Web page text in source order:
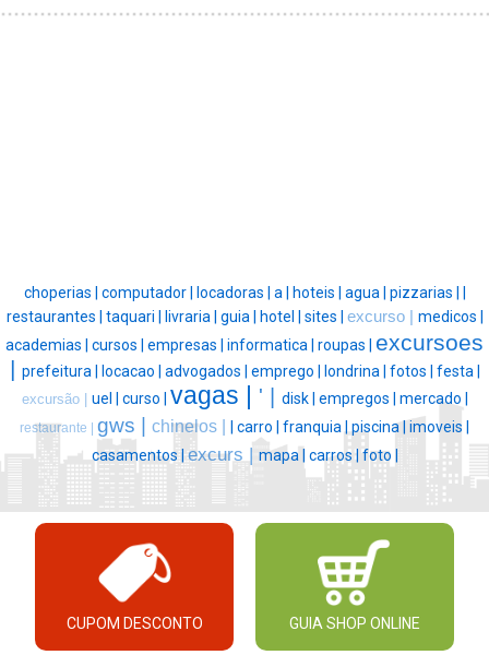
choperias | computador | locadoras | a | hoteis | agua | pizzarias | |
restaurantes | taquari | livraria | guia | hotel | sites | excurso | medicos |
academias | cursos | empresas | informatica | roupas | excursoes
| prefeitura | locacao | advogados | emprego | londrina | fotos | festa |
excursão | uel | curso | vagas | ' | disk | empregos | mercado |
restaurante | gws | chinelos | | carro | franquia | piscina |imoveis |
casamentos | excurs | mapa | carros | foto |
CUPOM DESCONTO GUIA SHOP ONLINE